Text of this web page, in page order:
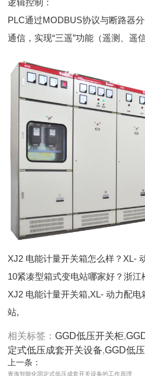
逻辑控制：
PLC通过MODBUS协议与断路器
通信，实现“三遥”功能（遥测、遥
XJ2 电能计量开关箱怎么样？XL-
10紧凑型箱式变电站哪家好？浙
XJ2 电能计量开关箱,XL- 动力配
站,
相关标签：GGD低压开关柜,
定式低压成套开关设备,GGD低
上一条：
青海智能化固定式低压成套开关设备的工作原理